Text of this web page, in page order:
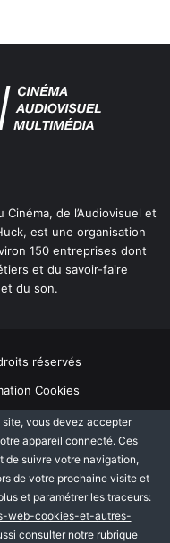
de l’Audiovisuel et
est une organisation
150 entreprises dont
et du savoir-faire
du son.
réservés
Cookies
Plan du site
vous devez accepter
appareil connecté. Ces
de suivre votre navigation,
de votre prochaine visite et
et paramétrer les traceurs:
web-cookies-et-autres-
consulter notre rubrique